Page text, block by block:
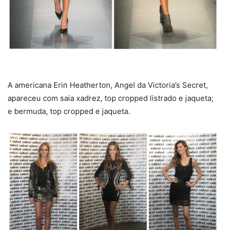
A americana Erin Heatherton, Angel da Victoria’s Secret,
apareceu com saia xadrez, top cropped listrado e jaqueta;
e bermuda, top cropped e jaqueta.